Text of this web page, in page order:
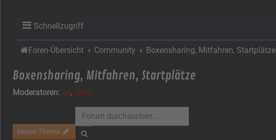
Schnellzugriff
Foren-Übersicht Community Boxensharing, Mitfahren, Startplätze
Boxensharing, Mitfahren, Startplätze
Moderatoren: as, Chris
Neues Thema